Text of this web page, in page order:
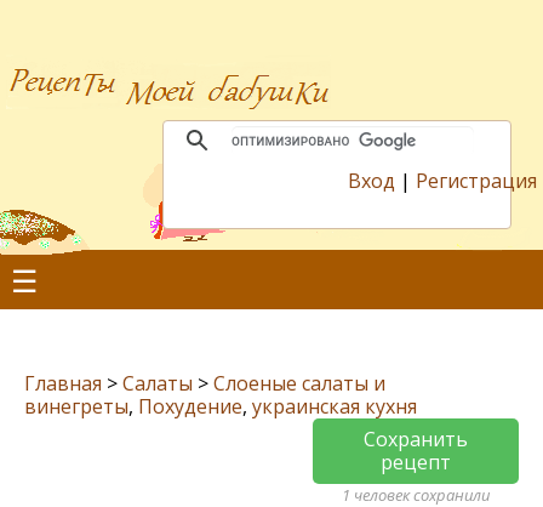
Вход | Регистрация
☰
Главная >Салаты >Слоеные салаты и
винегреты, Похудение, украинская кухня
Сохранить
рецепт
1 человек сохранили